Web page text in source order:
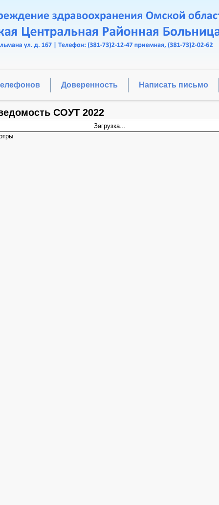
Доверенность Написать письмо
СОУТ 2022
Загрузка...